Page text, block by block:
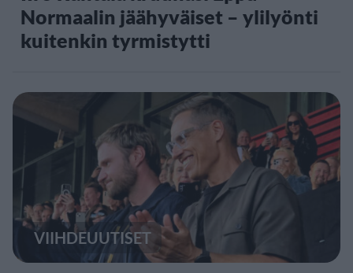
Normaalin jäähyväiset – ylilyönti
kuitenkin tyrmistytti
VIIHDEUUTISET